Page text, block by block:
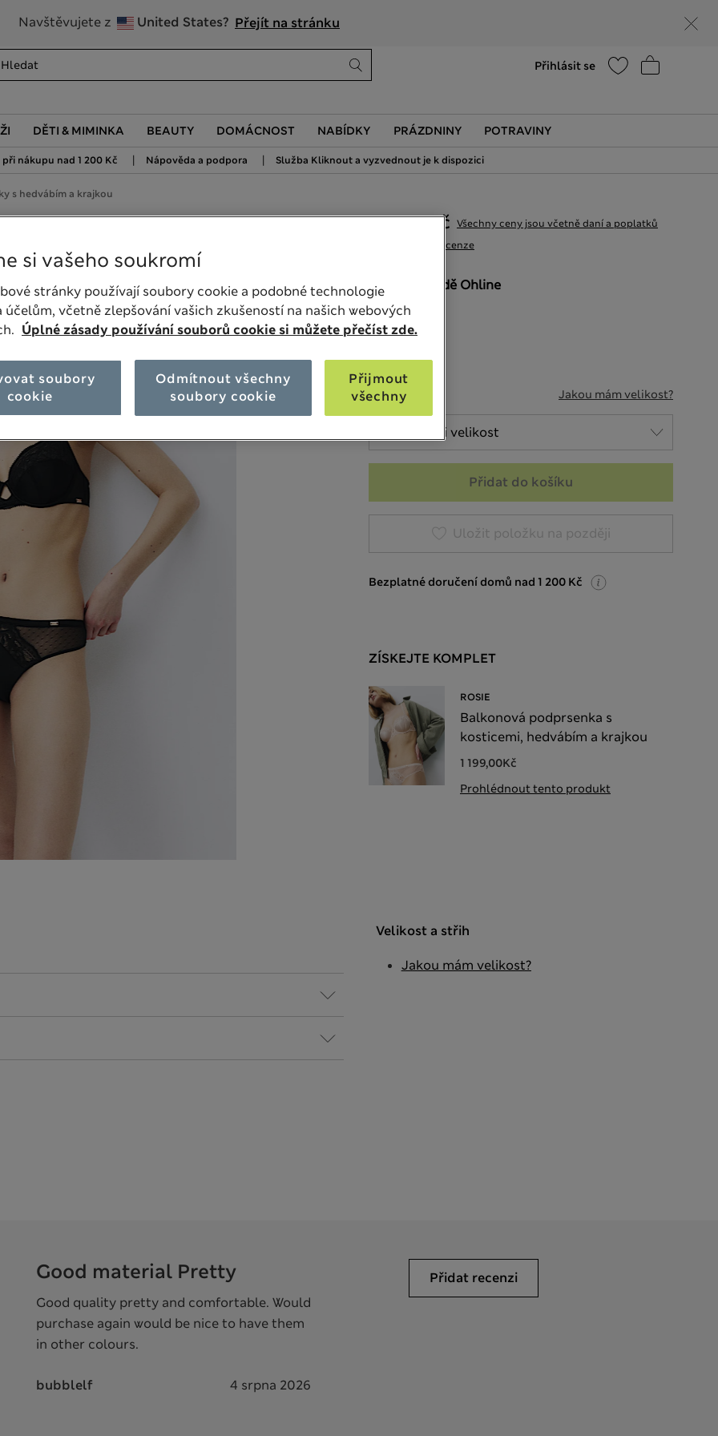
Navštěvujete z United States? Přejít na stránku
Přihlásit se
DĚTI & MIMINKA BEAUTY DOMÁCNOST NABÍDKY PRÁZDNINY POTRAVINY
nákupu nad 1 200 Kč | Nápověda a podpora | Služba Kliknout a vyzvednout je k dispozici
s hedvábím a krajkou
a krajkou 21 Recenze
529,00Kč Všechny ceny jsou včetně daní a poplatků
BARVA: Bledě Ohline
Vyprodáno
VELIKOST Jakou mám velikost?
Přidat do košíku
Uložit položku na později
Bezplatné doručení domů nad 1 200 Kč
ZÍSKEJTE KOMPLET
ROSIE
Balkonová podprsenka s
kosticemi, hedvábím a krajkou
1 199,00Kč
Prohlédnout tento produkt
Velikost a střih
Jakou mám velikost?
Good material Pretty
Good quality pretty and comfortable. Would
purchase again would be nice to have them
in other colours.
bubblelf 4 srpna 2026
Přidat recenzi
si vašeho soukromí
stránky používají soubory cookie a podobné technologie
účelům, včetně zlepšování vašich zkušeností na našich webových
Úplné zásady používání souborů cookie si můžete přečíst zde.
Odmítnout všechny
soubory cookie
Přijmout
všechny
soubory
cookie